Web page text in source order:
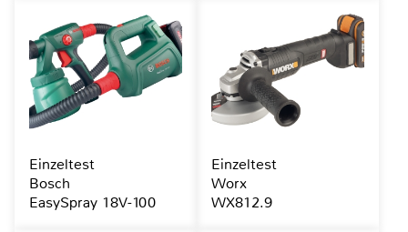
Einzeltest
Bosch
EasySpray 18V-100
Einzeltest
Worx
WX812.9